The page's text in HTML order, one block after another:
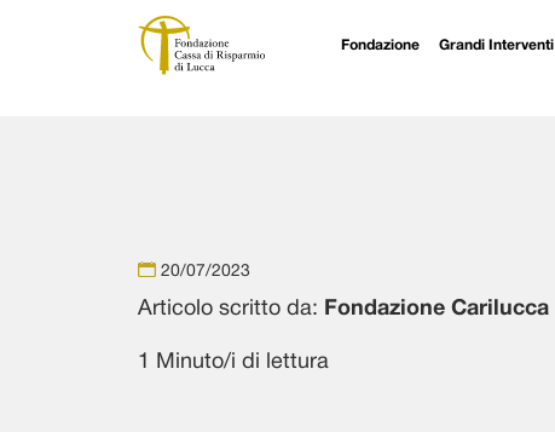
Navigazione principale
Fondazione Grandi Interventi
20/07/2023
Articolo scritto da: Fondazione Carilucca
1 Minuto/i di lettura